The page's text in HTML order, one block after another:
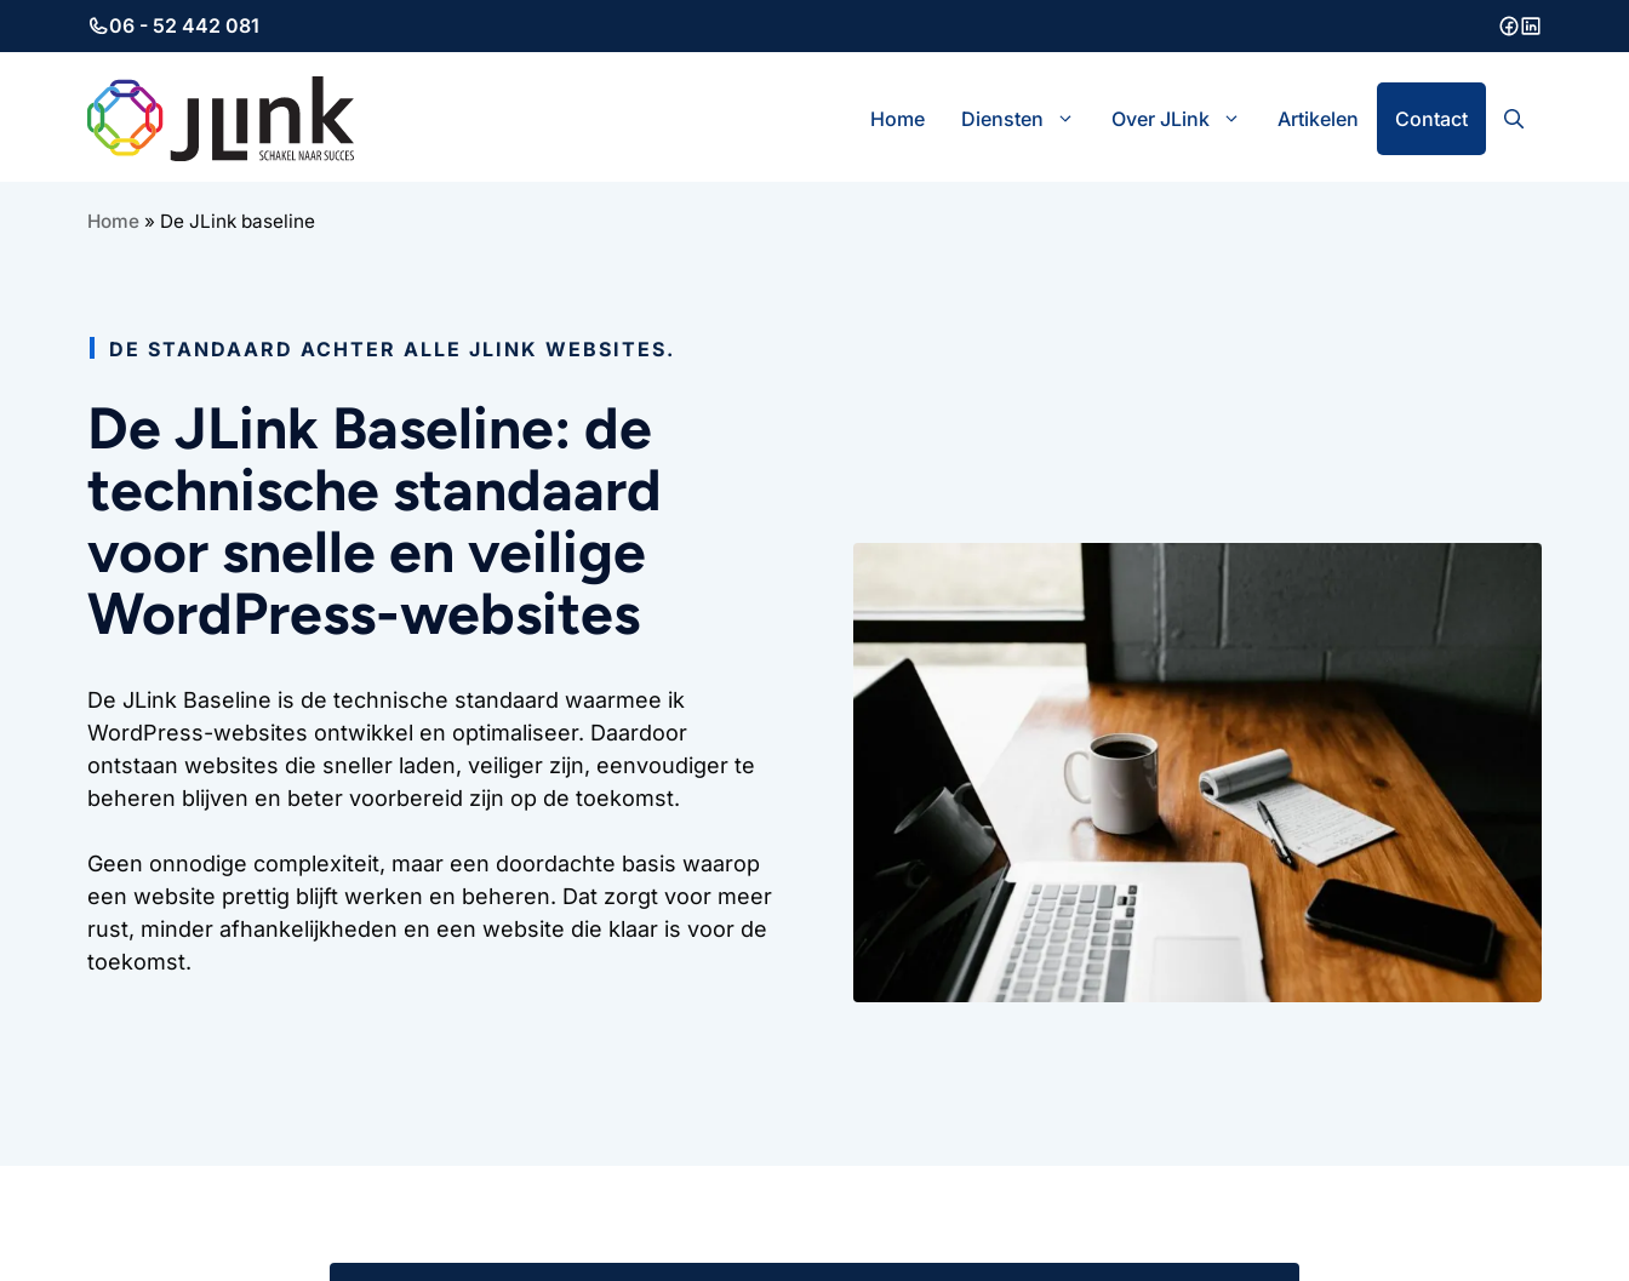
06 - 52 442 081
Home Diensten Over JLink Artikelen Contact
Home » De JLink baseline
DE STANDAARD ACHTER ALLE JLINK WEBSITES.
De JLink Baseline: de
technische standaard
voor snelle en veilige
WordPress-websites
De JLink Baseline is de technische standaard waarmee ik
WordPress-websites ontwikkel en optimaliseer. Daardoor
ontstaan websites die sneller laden, veiliger zijn, eenvoudiger te
beheren blijven en beter voorbereid zijn op de toekomst.
Geen onnodige complexiteit, maar een doordachte basis waarop
een website prettig blijft werken en beheren. Dat zorgt voor meer
rust, minder afhankelijkheden en een website die klaar is voor de
toekomst.